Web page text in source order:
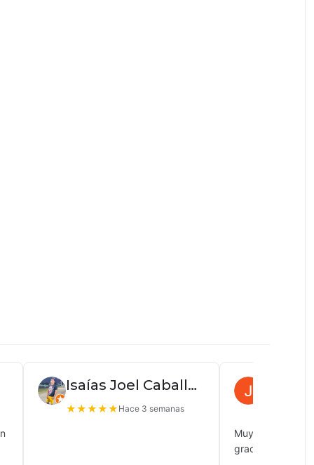
Isaías Joel Caballero
★★★★★ Hace 3 semanas
Muy buena
gracias